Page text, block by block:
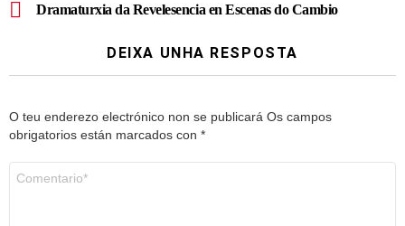
Dramaturxia da Revelesencia en Escenas do Cambio
DEIXA UNHA RESPOSTA
O teu enderezo electrónico non se publicará Os campos
obrigatorios están marcados con *